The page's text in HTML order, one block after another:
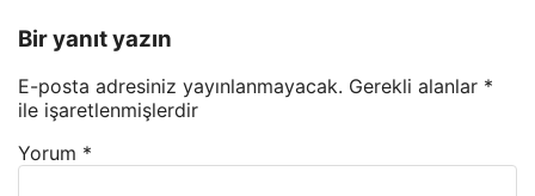
Bir yanıt yazın
E-posta adresiniz yayınlanmayacak. Gerekli alanlar *
ile işaretlenmişlerdir
Yorum *